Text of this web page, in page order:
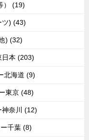
） (19)
ツ) (43)
) (32)
日本 (203)
北海道 (9)
東京 (48)
神奈川 (12)
千葉 (8)